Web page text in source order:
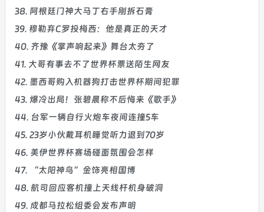
38. 阿根廷门神大马丁右手刚拆石膏
39. 穆勒弃C罗投梅西：他是真正的天才
40. 齐豫《掌声响起来》舞台太夯了
41. 大哥有事去不了世界杯票送陌生网友
42. 墨西哥购入机器狗打击世界杯期间犯罪
43. 爆冷出局！张碧晨称不后悔来《歌手》
44. 台军一辆自行火炮车夜间连撞5车
45. 23岁小伙戴耳机睡觉听力退到70岁
46. 美伊世界杯赛场碰面氛围会怎样
47. “太阳神鸟”金饰亮相国博
48. 航司回应客机撞上天线杆机身破洞
49. 成都马拉松组委会发布声明